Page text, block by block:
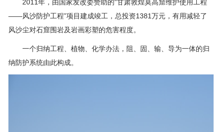
2011年，由国家发改委赞助的“甘肃敦煌莫高窟维护使用工程
——风沙防护工程”项目建成竣工，总投资1381万元，有用减轻了
风沙尘对石窟围岩及岩画彩塑的危害程度。
一个归纳工程、植物、化学办法，阻、固、输、导为一体的归
纳防护系统由此构成。